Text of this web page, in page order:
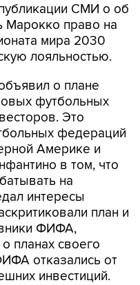
СМИ о об
Марокко право на
мира 2030
лояльностью.
о плане
футбольных
Это
федераций
Америке и
в том, что
на
интересы
план и
ФИФА,
планах своего
отказались от
инвестиций.